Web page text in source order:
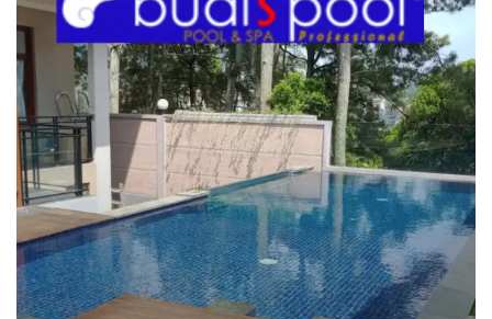
RENANG
di
SERENADE
GOLF
ISLAND